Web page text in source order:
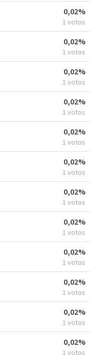
0,02%
1 votos
0,02%
1 votos
0,02%
1 votos
0,02%
1 votos
0,02%
1 votos
0,02%
1 votos
0,02%
1 votos
0,02%
1 votos
0,02%
1 votos
0,02%
1 votos
0,02%
1 votos
0,02%
1 votos